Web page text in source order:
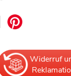
Widerruf